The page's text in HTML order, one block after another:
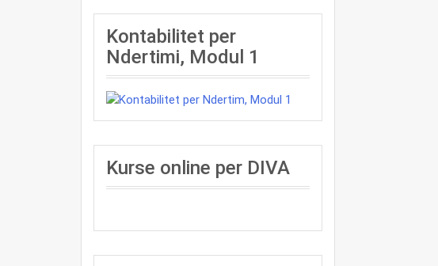
Kontabilitet per
Ndertimi, Modul 1
Kurse online per DIVA